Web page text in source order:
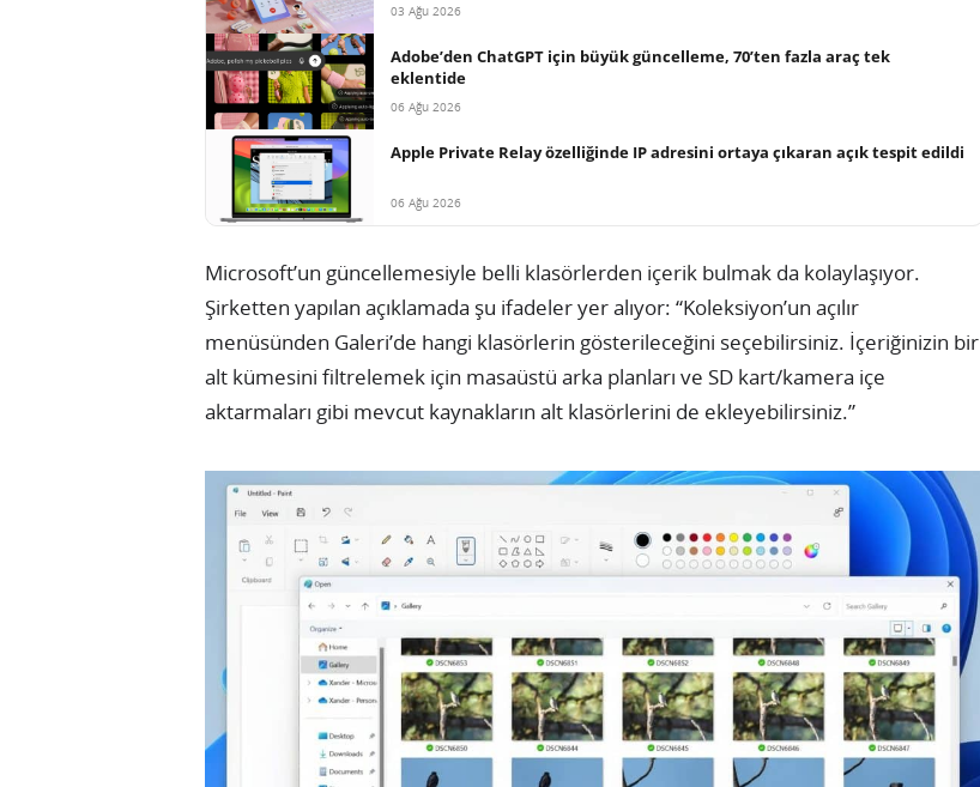
03 Ağu 2026
Adobe’den ChatGPT için büyük güncelleme, 70’ten fazla araç tek
eklentide
06 Ağu 2026
Apple Private Relay özelliğinde IP adresini ortaya çıkaran açık tespit edildi
06 Ağu 2026
Microsoft’un güncellemesiyle belli klasörlerden içerik bulmak da kolaylaşıyor.
Şirketten yapılan açıklamada şu ifadeler yer alıyor: “Koleksiyon’un açılır
menüsünden Galeri’de hangi klasörlerin gösterileceğini seçebilirsiniz. İçeriğinizin bir
alt kümesini filtrelemek için masaüstü arka planları ve SD kart/kamera içe
aktarmaları gibi mevcut kaynakların alt klasörlerini de ekleyebilirsiniz.”